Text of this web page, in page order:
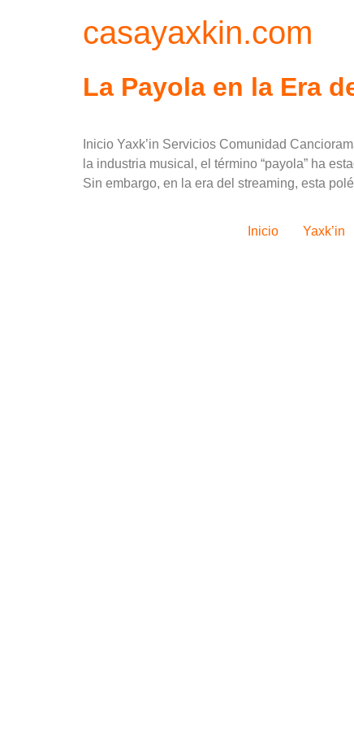
casayaxkin.com
La Payola en la Era
Inicio Yaxk’in Servicios Comunidad
la industria musical, el término “payola” ha
Sin embargo, en la era del streaming, esta
Inicio Yaxk’in